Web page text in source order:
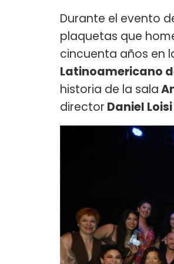
Durante el evento
plaquetas que
cincuenta años en
Latinoamericano
historia de la sala
director Daniel